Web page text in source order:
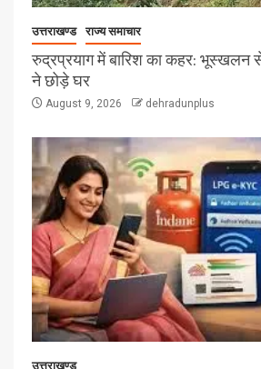
उत्तराखण्ड राज्य समाचार
रुद्रप्रयाग में बारिश का कहर: भूस्खलन से
ने छोड़े घर
August 9, 2026 dehradunplus
उत्तराखण्ड